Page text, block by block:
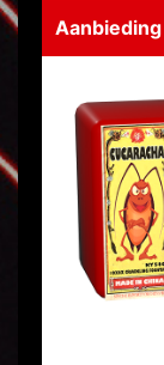
Aanbieding